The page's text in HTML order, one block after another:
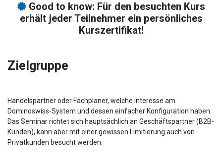
Good to know: Für den besuchten Kurs
erhält jeder Teilnehmer ein persönliches
Kurszertifikat!
Zielgruppe
Handelspartner oder Fachplaner, welche Interesse am
Dominoswiss-System und dessen einfacher Konfiguration haben.
Das Seminar richtet sich hauptsächlich an Geschäftspartner (B2B-
Kunden), kann aber mit einer gewissen Limitierung auch von
Privatkunden besucht werden.